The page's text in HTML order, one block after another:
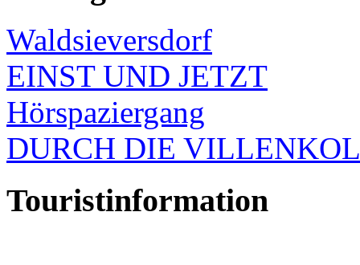
Waldsieversdorf
EINST UND JETZT
Hörspaziergang
DURCH DIE
Touristinformation